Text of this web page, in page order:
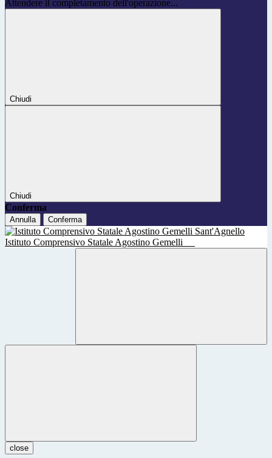
Attendere il completamento dell'operazione...
Chiudi
Chiudi
Conferma
Annulla Conferma
Istituto Comprensivo Statale Agostino Gemelli
close